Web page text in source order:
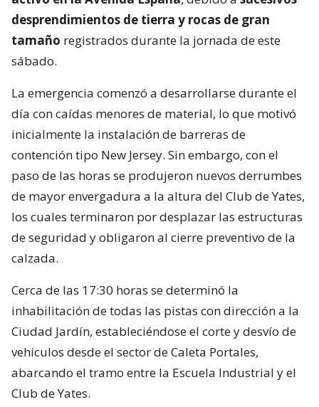
desprendimientos de tierra y rocas de gran
tamaño registrados durante la jornada de este
sábado.
La emergencia comenzó a desarrollarse durante el
día con caídas menores de material, lo que motivó
inicialmente la instalación de barreras de
contención tipo New Jersey. Sin embargo, con el
paso de las horas se produjeron nuevos derrumbes
de mayor envergadura a la altura del Club de Yates,
los cuales terminaron por desplazar las estructuras
de seguridad y obligaron al cierre preventivo de la
calzada.
Cerca de las 17:30 horas se determinó la
inhabilitación de todas las pistas con dirección a la
Ciudad Jardín, estableciéndose el corte y desvío de
vehículos desde el sector de Caleta Portales,
abarcando el tramo entre la Escuela Industrial y el
Club de Yates.